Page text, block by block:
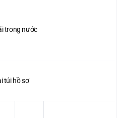
trong nước
túi hồ sơ